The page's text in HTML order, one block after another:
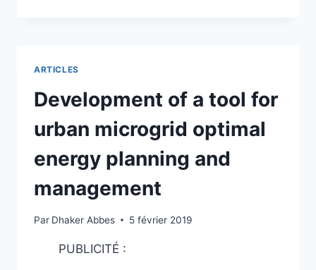
03/05/2019
ARTICLES
Development of a tool for
urban microgrid optimal
energy planning and
management
Par Dhaker Abbes 5 février 2019
PUBLICITÉ :